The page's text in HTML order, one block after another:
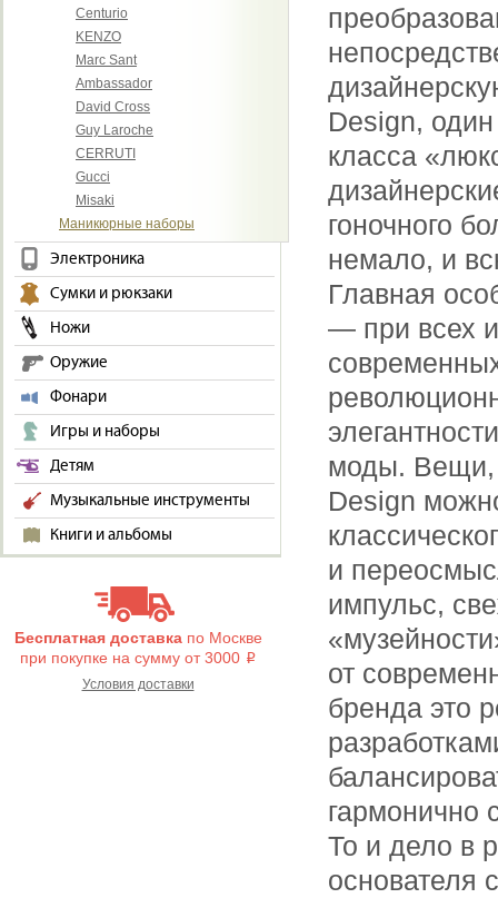
Centurio
KENZO
Marc Sant
Ambassador
David Cross
Guy Laroche
CERRUTI
Gucci
Misaki
Маникюрные наборы
Электроника
Сумки и рюкзаки
Ножи
Оружие
Фонари
Игры и наборы
Детям
Музыкальные инструменты
Книги и альбомы
Бесплатная доставкапо Москве
при покупке на сумму от 3000 i
Условия доставки
Design,
класса
гоночного
немало, и
Главная
— при всех
моды. Вещи,
Design
и
импульс,
от
бренда это
гармонично
То и дело в
основателя